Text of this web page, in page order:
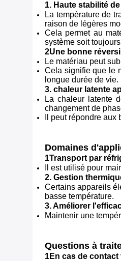
1. Haute stabilité
La température de
raison de légères
Cela permet au
système soit
2Une bonne
Le matériau peut
Cela signifie que le
longue durée de vie.
3. chaleur latente
La chaleur latente
changement de
Il peut répondre
Domaines
1Transport par
Il est utilisé pour
2. Gestion
Certains appareils
basse température.
3. Améliorer
Maintenir une
Questions à
1En cas de contact